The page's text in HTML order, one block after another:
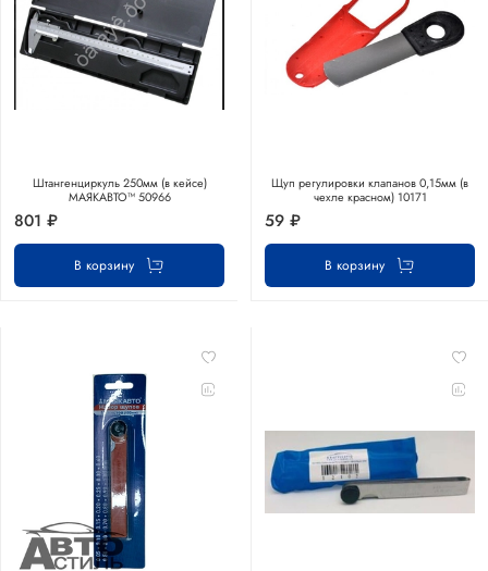
Штангенциркуль 250мм (в кейсе)
МАЯКАВТО™ 50966
801 ₽
В корзину
Щуп регулировки клапанов 0,15мм (в
чехле красном) 10171
59 ₽
В корзину